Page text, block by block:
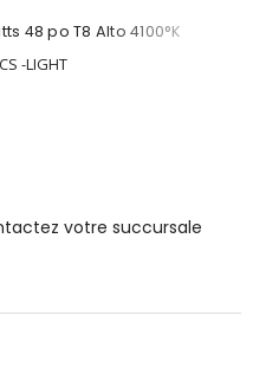
48 po T8 Alto 4100°K
-LIGHT
votre succursale